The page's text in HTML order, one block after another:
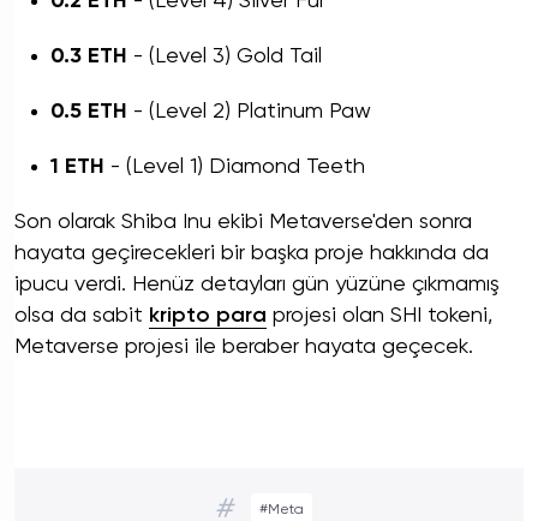
0.3 ETH - (Level 3) Gold Tail
0.5 ETH - (Level 2) Platinum Paw
1 ETH - (Level 1) Diamond Teeth
Son olarak Shiba Inu ekibi Metaverse'den sonra
hayata geçirecekleri bir başka proje hakkında da
ipucu verdi. Henüz detayları gün yüzüne çıkmamış
olsa da sabit kripto para projesi olan SHI tokeni,
Metaverse projesi ile beraber hayata geçecek.
# #Meta